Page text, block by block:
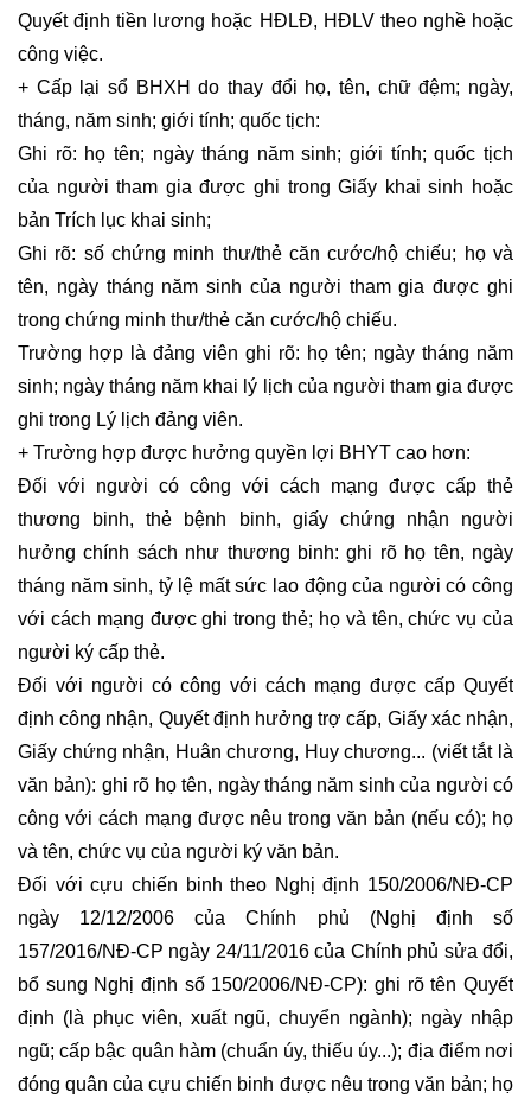
Quyết định tiền lương hoặc HĐLĐ, HĐLV theo nghề hoặc
công việc.
+ Cấp lại sổ BHXH do thay đổi họ, tên, chữ đệm; ngày,
tháng, năm sinh; giới tính; quốc tịch:
Ghi rõ: họ tên; ngày tháng năm sinh; giới tính; quốc tịch
của người tham gia được ghi trong Giấy khai sinh hoặc
bản Trích lục khai sinh;
Ghi rõ: số chứng minh thư/thẻ căn cước/hộ chiếu; họ và
tên, ngày tháng năm sinh của người tham gia được ghi
trong chứng minh thư/thẻ căn cước/hộ chiếu.
Trường hợp là đảng viên ghi rõ: họ tên; ngày tháng năm
sinh; ngày tháng năm khai lý lịch của người tham gia được
ghi trong Lý lịch đảng viên.
+ Trường hợp được hưởng quyền lợi BHYT cao hơn:
Đối với người có công với cách mạng được cấp thẻ
thương binh, thẻ bệnh binh, giấy chứng nhận người
hưởng chính sách như thương binh: ghi rõ họ tên, ngày
tháng năm sinh, tỷ lệ mất sức lao động của người có công
với cách mạng được ghi trong thẻ; họ và tên, chức vụ của
người ký cấp thẻ.
Đối với người có công với cách mạng được cấp Quyết
định công nhận, Quyết định hưởng trợ cấp, Giấy xác nhận,
Giấy chứng nhận, Huân chương, Huy chương... (viết tắt là
văn bản): ghi rõ họ tên, ngày tháng năm sinh của người có
công với cách mạng được nêu trong văn bản (nếu có); họ
và tên, chức vụ của người ký văn bản.
Đối với cựu chiến binh theo Nghị định 150/2006/NĐ-CP
ngày 12/12/2006 của Chính phủ (Nghị định số
157/2016/NĐ-CP ngày 24/11/2016 của Chính phủ sửa đổi,
bổ sung Nghị định số 150/2006/NĐ-CP): ghi rõ tên Quyết
định (là phục viên, xuất ngũ, chuyển ngành); ngày nhập
ngũ; cấp bậc quân hàm (chuẩn úy, thiếu úy...); địa điểm nơi
đóng quân của cựu chiến binh được nêu trong văn bản; họ